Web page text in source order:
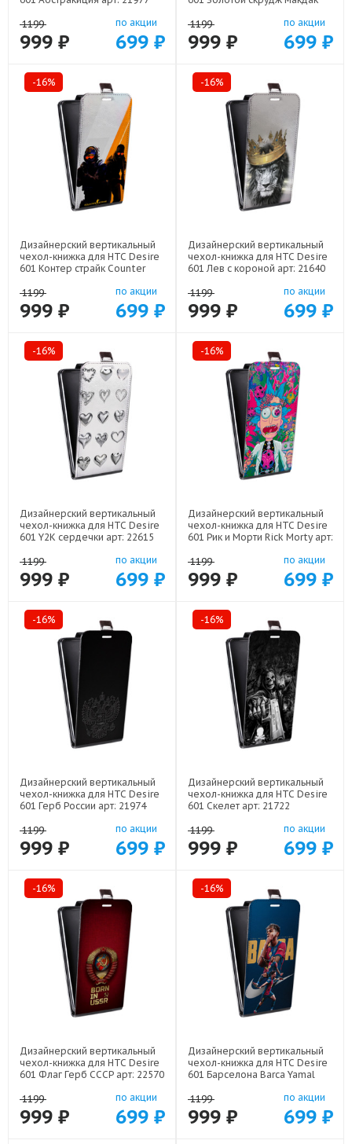
1199
999 ₽
по акции
699 ₽
1199
999 ₽
по акции
699 ₽
-16%
Дизайнерский вертикальный
чехол-книжка для HTC Desire
601 Контер страйк Counter
1199
999 ₽
по акции
699 ₽
-16%
Дизайнерский вертикальный
чехол-книжка для HTC Desire
601 Лев с короной арт: 21640
1199
999 ₽
по акции
699 ₽
-16%
Дизайнерский вертикальный
чехол-книжка для HTC Desire
601 Y2K сердечки арт: 22615
1199
999 ₽
по акции
699 ₽
-16%
Дизайнерский вертикальный
чехол-книжка для HTC Desire
601 Рик и Морти Rick Morty арт:
1199
999 ₽
по акции
699 ₽
-16%
Дизайнерский вертикальный
чехол-книжка для HTC Desire
601 Герб России арт: 21974
1199
999 ₽
по акции
699 ₽
-16%
Дизайнерский вертикальный
чехол-книжка для HTC Desire
601 Скелет арт: 21722
1199
999 ₽
по акции
699 ₽
-16%
Дизайнерский вертикальный
чехол-книжка для HTC Desire
601 Флаг Герб СССР арт: 22570
1199
999 ₽
по акции
699 ₽
-16%
Дизайнерский вертикальный
чехол-книжка для HTC Desire
601 Барселона Barca Yamal
1199
999 ₽
по акции
699 ₽